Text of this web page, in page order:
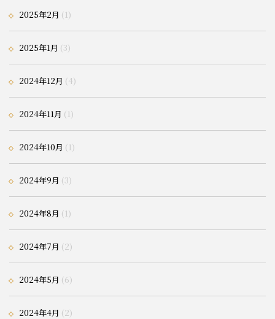
2025年2月 (1)
2025年1月 (3)
2024年12月 (4)
2024年11月 (1)
2024年10月 (1)
2024年9月 (3)
2024年8月 (1)
2024年7月 (2)
2024年5月 (6)
2024年4月 (2)